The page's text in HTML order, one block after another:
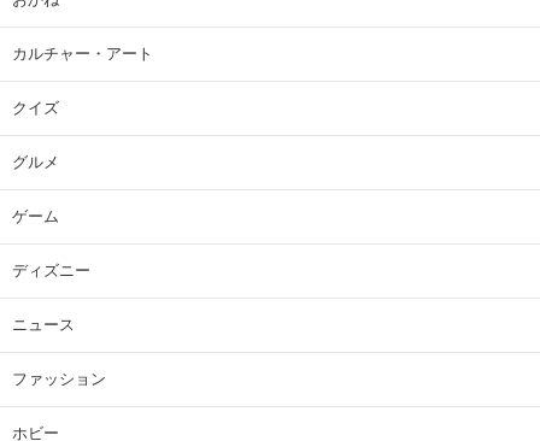
カルチャー・アート
クイズ
グルメ
ゲーム
ディズニー
ニュース
ファッション
ホビー